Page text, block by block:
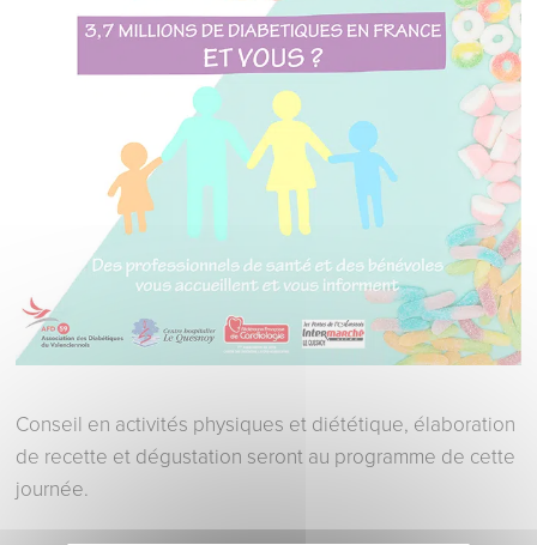
Conseil en activités physiques et diététique, élaboration
de recette et dégustation seront au programme de cette
journée.